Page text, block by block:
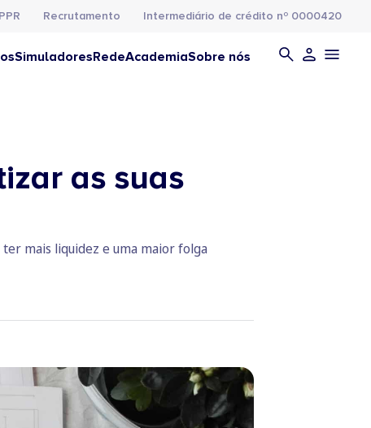
PPR Recrutamento Intermediário de crédito nº 0000420
SimuladoresRedeAcademiaSobre nós
as suas
mais liquidez e uma maior folga